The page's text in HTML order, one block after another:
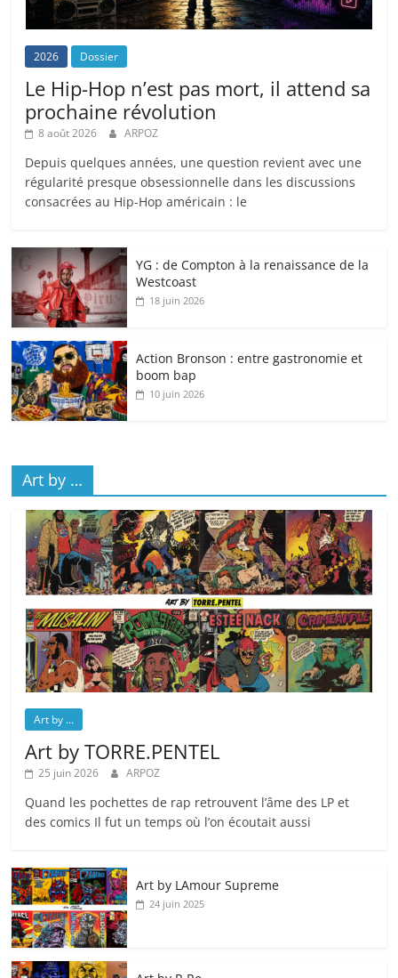
2026 Dossier
Le Hip-Hop n’est pas mort, il attend sa
prochaine révolution
8 août 2026 ARPOZ
Depuis quelques années, une question revient avec une
régularité presque obsessionnelle dans les discussions
consacrées au Hip-Hop américain : le
YG : de Compton à la renaissance de la
Westcoast
18 juin 2026
Action Bronson : entre gastronomie et
boom bap
10 juin 2026
Art by …
Art by ...
Art by TORRE.PENTEL
25 juin 2026 ARPOZ
Quand les pochettes de rap retrouvent l’âme des LP et
des comics Il fut un temps où l’on écoutait aussi
Art by LAmour Supreme
24 juin 2025